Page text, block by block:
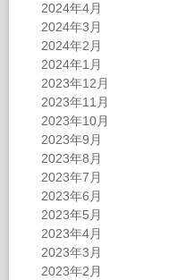
2024年4月
2024年3月
2024年2月
2024年1月
2023年12月
2023年11月
2023年10月
2023年9月
2023年8月
2023年7月
2023年6月
2023年5月
2023年4月
2023年3月
2023年2月